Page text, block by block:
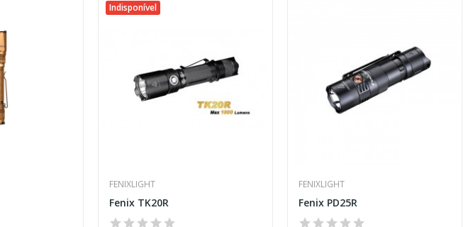
Indisponível
FENIXLIGHT
Fenix TK20R
FENIXLIGHT
Fenix PD25R